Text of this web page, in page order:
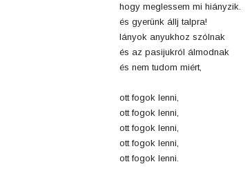
hogy meglessem mi hiányzik.
és gyerünk állj talpra!
lányok anyukhoz szólnak
és az pasijukról álmodnak
és nem tudom miért,
ott fogok lenni,
ott fogok lenni,
ott fogok lenni,
ott fogok lenni,
ott fogok lenni.